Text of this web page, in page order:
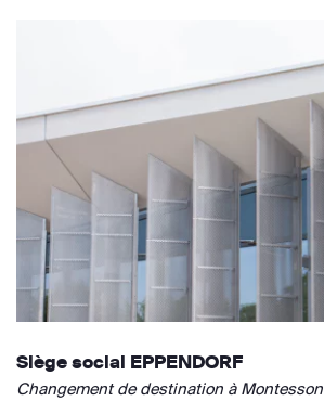
Siège social EPPENDORF
Changement de destination à Montesson